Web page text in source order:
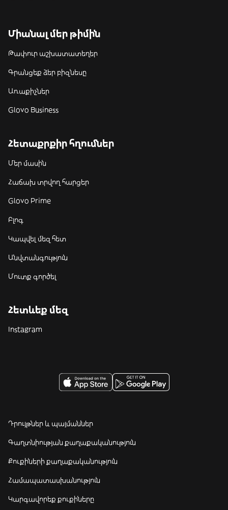
Միանալ մեր թիմին
Թափուր աշխատատեղեր
Գրանցեք ձեր բիզնեսը
Առաքիչներ
Glovo Business
Հետաքրքիր հղումներ
Մեր մասին
Հաճախ տրվող հարցեր
Glovo Prime
Բլոգ
Կապվել մեզ հետ
Անվտանգություն
Մուտք գործել
Հետևեք մեզ
Instagram
Դրույթներ և պայմաններ
Գաղտնիության քաղաքականություն
Քուքիների քաղաքականություն
Համապատասխանություն
Կարգավորեք քուքիները